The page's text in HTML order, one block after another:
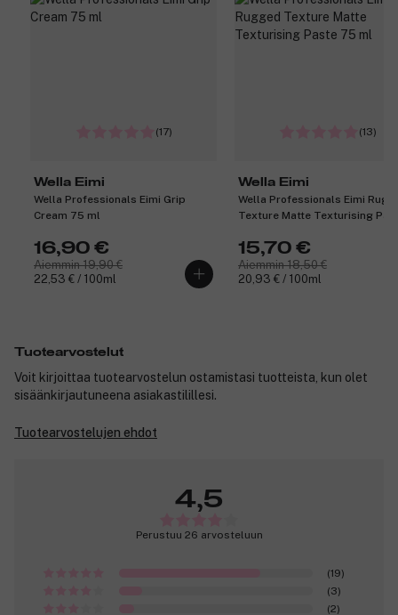
(17)
Wella Eimi
Wella Professionals Eimi Grip
Cream 75 ml
16,90 €
Aiemmin 19,90 €
22,53 € / 100ml
(13)
Wella Eimi
Wella Professionals Eimi
Texture Matte Texturising
15,70 €
Aiemmin 18,50 €
20,93 € / 100ml
Tuotearvostelut
Voit kirjoittaa tuotearvostelun ostamistasi tuotteista, kun olet
sisäänkirjautuneena asiakastilillesi.
Tuotearvostelujen ehdot
4,5
Perustuu 26 arvosteluun
(19)
(3)
(2)